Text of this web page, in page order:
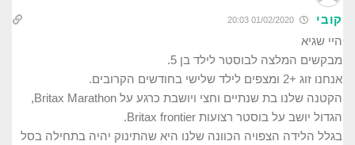
קובי
היי שגיא
מבקשים המלצה לבוסטר לילד בן 5.
אנחנו זוג +2 ומצפים לילד שלישי בחודשים הקרובים.
הקטנה שלנו בת שנתיים וחצי ויושבת כרגע על Britax Marathon,
הגדול יושב על בוסטר רצועות Britax frontier.
בגלל הלידה הצפויה הכוונה שלנו היא שהתינוק יהיה בתחילה בסל